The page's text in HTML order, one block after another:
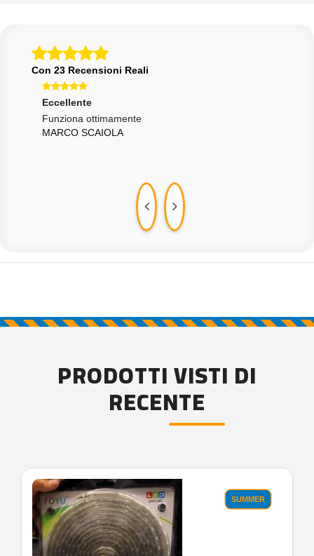
Con 23 Recensioni Reali
Eccellente
Funziona ottimamente
MARCO SCAIOLA
Ottimo
Ok spedizione rapidissima, perfetto
CRISTIAN ZENONI
PRODOTTI VISTI DI
RECENTE
'.'
SUMMER